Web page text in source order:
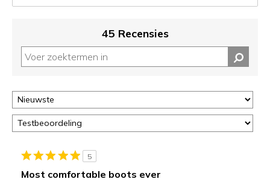
status
controleren
op
page
of
door
<a
de
page
45 Recensies
5
Most comfortable boots ever